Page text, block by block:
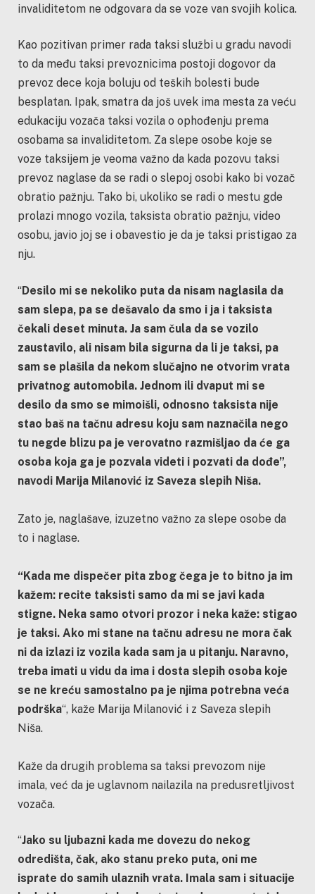
invaliditetom ne odgovara da se voze van svojih kolica.
Kao pozitivan primer rada taksi službi u gradu navodi
to da među taksi prevoznicima postoji dogovor da
prevoz dece koja boluju od teških bolesti bude
besplatan. Ipak, smatra da još uvek ima mesta za veću
edukaciju vozača taksi vozila o ophođenju prema
osobama sa invaliditetom. Za slepe osobe koje se
voze taksijem je veoma važno da kada pozovu taksi
prevoz naglase da se radi o slepoj osobi kako bi vozač
obratio pažnju. Tako bi, ukoliko se radi o mestu gde
prolazi mnogo vozila, taksista obratio pažnju, video
osobu, javio joj se i obavestio je da je taksi pristigao za
nju.
“Desilo mi se nekoliko puta da nisam naglasila da
sam slepa, pa se dešavalo da smo i ja i taksista
čekali deset minuta. Ja sam čula da se vozilo
zaustavilo, ali nisam bila sigurna da li je taksi, pa
sam se plašila da nekom slučajno ne otvorim vrata
privatnog automobila. Jednom ili dvaput mi se
desilo da smo se mimoišli, odnosno taksista nije
stao baš na tačnu adresu koju sam naznačila nego
tu negde blizu pa je verovatno razmišljao da će ga
osoba koja ga je pozvala videti i pozvati da dođe”,
navodi Marija Milanović iz Saveza slepih Niša.
Zato je, naglašave, izuzetno važno za slepe osobe da
to i naglase.
“Kada me dispečer pita zbog čega je to bitno ja im
kažem: recite taksisti samo da mi se javi kada
stigne. Neka samo otvori prozor i neka kaže: stigao
je taksi. Ako mi stane na tačnu adresu ne mora čak
ni da izlazi iz vozila kada sam ja u pitanju. Naravno,
treba imati u vidu da ima i dosta slepih osoba koje
se ne kreću samostalno pa je njima potrebna veća
podrška“, kaže Marija Milanović i z Saveza slepih
Niša.
Kaže da drugih problema sa taksi prevozom nije
imala, već da je uglavnom nailazila na predusretljivost
vozača.
“Jako su ljubazni kada me dovezu do nekog
odredišta, čak, ako stanu preko puta, oni me
isprate do samih ulaznih vrata. Imala sam i situacije